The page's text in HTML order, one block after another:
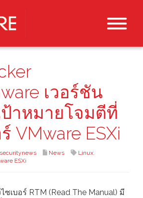
เวอร์ชัน
ป้าหมายโจมตีที่
VMware ESXi
securitynews News Linux,
ESXi
เบอร์ RTM (Read The Manual) มี